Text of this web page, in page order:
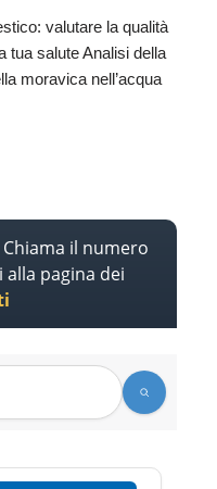
valutare la qualità
tua salute Analisi della
moravica nell’acqua
il numero
alla pagina dei